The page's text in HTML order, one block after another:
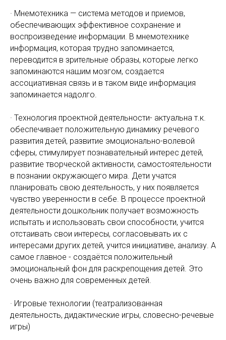
· Мнемотехника — система методов и приемов,
обеспечивающих эффективное сохранение и
воспроизведение информации. В мнемотехнике
информация, которая трудно запоминается,
переводится в зрительные образы, которые легко
запоминаются нашим мозгом, создается
ассоциативная связь и в таком виде информация
запоминается надолго.
· Технология проектной деятельности- актуальна т.к.
обеспечивает положительную динамику речевого
развития детей, развитие эмоционально-волевой
сферы, стимулирует познавательный интерес детей,
развитие творческой активности, самостоятельности
в познании окружающего мира. Дети учатся
планировать свою деятельность, у них появляется
чувство уверенности в себе. В процессе проектной
деятельности дошкольник получает возможность
испытать и использовать свои способности, учится
отстаивать свои интересы, согласовывать их с
интересами других детей, учится инициативе, анализу. А
самое главное - создаётся положительный
эмоциональный фон для раскрепощения детей. Это
очень важно для современных детей.
· Игровые технологии (театрализованная
деятельность, дидактические игры, словесно-речевые
игры)